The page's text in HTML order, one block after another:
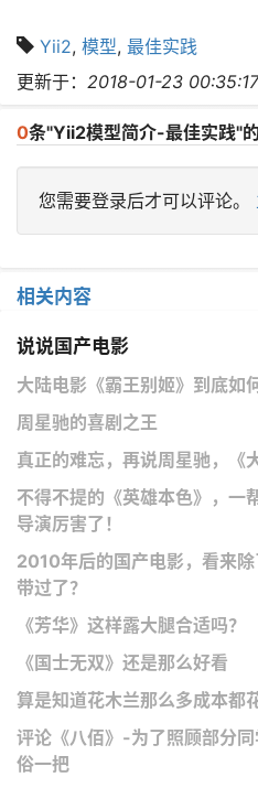
Yii2, 模型, 最佳实践
更新于： 2018-01-23 00:35:17
0条"Yii2模型简介-最佳实践"
您需要登录后才可以评论。
相关内容
说说国产电影
大陆电影《霸王别姬》到底如
周星驰的喜剧之王
真正的难忘，再说周星驰，《
不得不提的《英雄本色》，一
导演厉害了！
2010年后的国产电影，看来
带过了？
《芳华》这样露大腿合适吗？
《国士无双》还是那么好看
算是知道花木兰那么多成本都
评论《八佰》-为了照顾部分
俗一把